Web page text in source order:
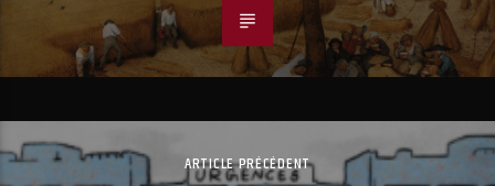
ARTICLE PRÉCÉDENT